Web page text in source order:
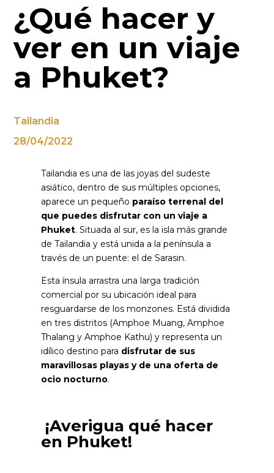
¿Qué hacer y
ver en un viaje
a Phuket?
Tailandia
28/04/2022
Tailandia es una de las joyas del sudeste
asiático, dentro de sus múltiples opciones,
aparece un pequeño paraíso terrenal del
que puedes disfrutar con un viaje a
Phuket. Situada al sur, es la isla más grande
de Tailandia y está unida a la península a
través de un puente: el de Sarasin.
Esta ínsula arrastra una larga tradición
comercial por su ubicación ideal para
resguardarse de los monzones. Está dividida
en tres distritos (Amphoe Muang, Amphoe
Thalang y Amphoe Kathu) y representa un
idílico destino para disfrutar de sus
maravillosas playas y de una oferta de
ocio nocturno.
¡Averigua qué hacer
en Phuket!